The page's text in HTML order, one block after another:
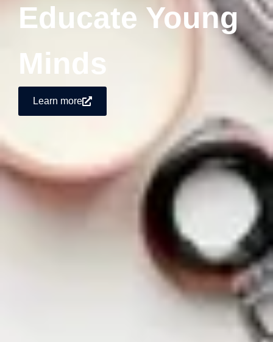
Educate Young
Minds
Learn more